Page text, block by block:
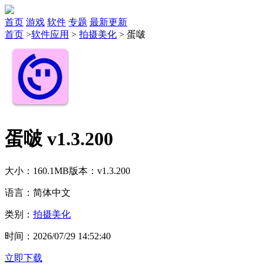
首页 游戏 软件 专题 最新更新
首页 >软件应用 > 拍摄美化 > 蛋啵
蛋啵 v1.3.200
大小：160.1MB版本：v1.3.200
语言：简体中文
类别： 拍摄美化
时间：2026/07/29 14:52:40
立即下载